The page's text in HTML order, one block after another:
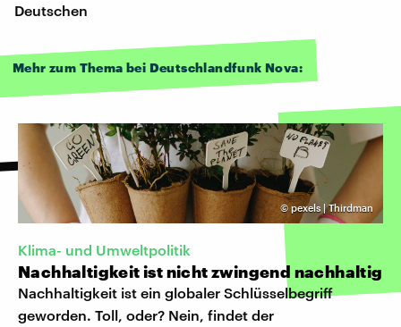
Deutschen
Mehr zum Thema bei Deutschlandfunk Nova:
© pexels | Thirdman
Klima- und Umweltpolitik
Nachhaltigkeit ist nicht zwingend nachhaltig
Nachhaltigkeit ist ein globaler Schlüsselbegriff
geworden. Toll, oder? Nein, findet der